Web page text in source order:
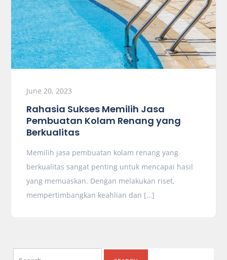
June 20, 2023
Rahasia Sukses Memilih Jasa
Pembuatan Kolam Renang yang
Berkualitas
Memilih jasa pembuatan kolam renang yang
berkualitas sangat penting untuk mencapai hasil
yang memuaskan. Dengan melakukan riset,
mempertimbangkan keahlian dan […]